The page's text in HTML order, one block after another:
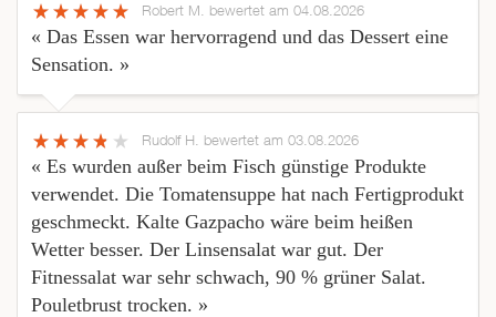
Robert M. bewertet am 04.08.2026
« Das Essen war hervorragend und das Dessert eine
Sensation. »
Rudolf H. bewertet am 03.08.2026
« Es wurden außer beim Fisch günstige Produkte
verwendet. Die Tomatensuppe hat nach Fertigprodukt
geschmeckt. Kalte Gazpacho wäre beim heißen
Wetter besser. Der Linsensalat war gut. Der
Fitnessalat war sehr schwach, 90 % grüner Salat.
Pouletbrust trocken. »